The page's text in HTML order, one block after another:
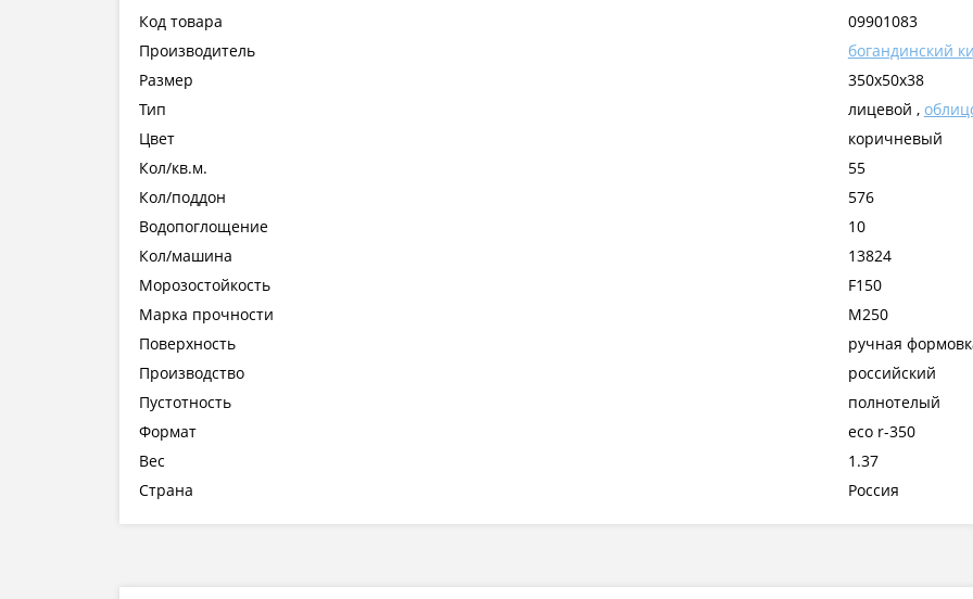
Код товара
09901083
Производитель
богандинский
Размер
350x50x38
Тип
лицевой ,
Цвет
коричневый
Кол/кв.м.
55
Кол/поддон
576
Водопоглощение
10
Кол/машина
13824
Морозостойкость
F150
Марка прочности
М250
Поверхность
ручная
Производство
российский
Пустотность
полнотелый
Формат
eco r-350
Вес
1.37
Страна
Россия